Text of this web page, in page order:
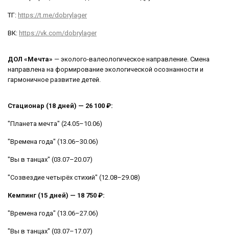
ТГ: https://t.me/dobrylager
ВК: https://vk.com/dobrylager
ДОЛ «Мечта» — эколого-валеологическое направление. Смена
направлена на формирование экологической осознанности и
гармоничное развитие детей.
Стационар (18 дней) — 26 100 ₽:
"Планета мечта" (24.05–10.06)
"Времена года" (13.06–30.06)
"Вы в танцах" (03.07–20.07)
"Созвездие четырёх стихий" (12.08–29.08)
Кемпинг (15 дней) — 18 750 ₽:
"Времена года" (13.06–27.06)
"Вы в танцах" (03.07–17.07)